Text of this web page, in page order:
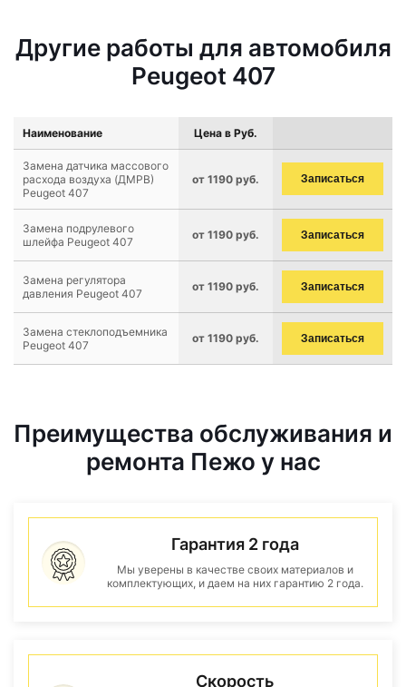
Другие работы для автомобиля
Peugeot 407
Наименование Цена в Руб.
Замена датчика массового
расхода воздуха (ДМРВ)
Peugeot 407
от 1190 руб. Записаться
Замена подрулевого
шлейфа Peugeot 407
от 1190 руб. Записаться
Замена регулятора
давления Peugeot 407
от 1190 руб. Записаться
Замена стеклоподъемника
Peugeot 407
от 1190 руб. Записаться
Преимущества обслуживания и
ремонта Пежо у нас
Гарантия 2 года
Мы уверены в качестве своих материалов и
комплектующих, и даем на них гарантию 2 года.
Скорость